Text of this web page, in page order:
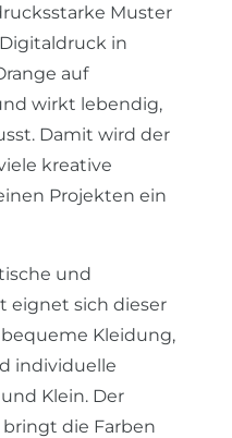
Muster
in
auf
wirkt lebendig,
Damit wird der
kreative
Projekten ein
und
eignet sich dieser
Kleidung,
individuelle
Klein. Der
die Farben